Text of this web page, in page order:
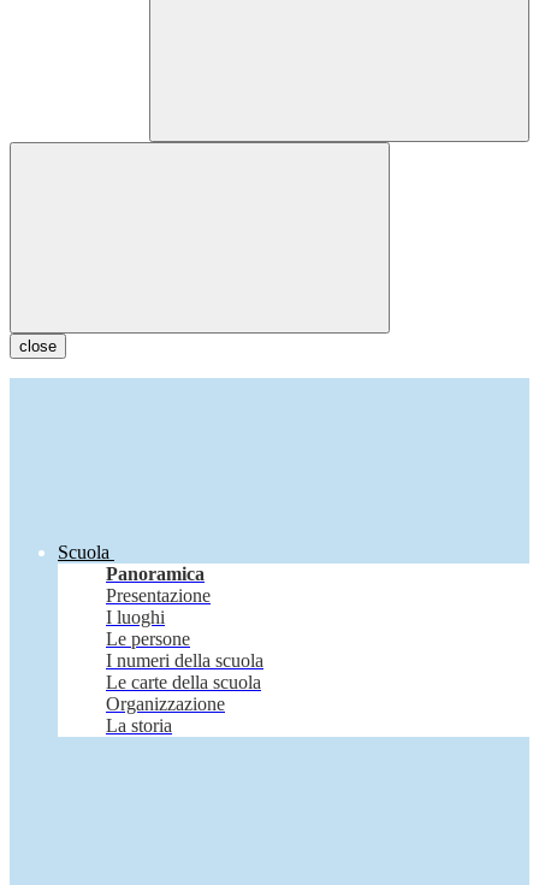
close
Scuola
Panoramica
Presentazione
I luoghi
Le persone
I numeri della scuola
Le carte della scuola
Organizzazione
La storia